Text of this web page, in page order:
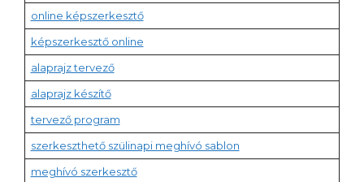
online képszerkesztő
képszerkesztő online
alaprajz tervező
alaprajz készítő
tervező program
szerkeszthető szülinapi meghívó sablon
meghívó szerkesztő